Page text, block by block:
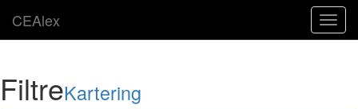
CEAlex
FiltreKartering